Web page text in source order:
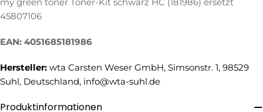
Name
Ihre
Mail
Telefonnummer
45807106
EAN: 4051685181986
Hersteller: wta Carsten Weser GmbH, Simsonstr. 1, 98529
Suhl, Deutschland, info@wta-suhl.de
Produktinformationen